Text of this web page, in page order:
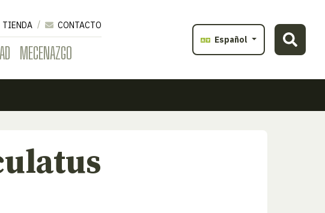
MECENAZGO
TIENDA
CONTACTO
Español